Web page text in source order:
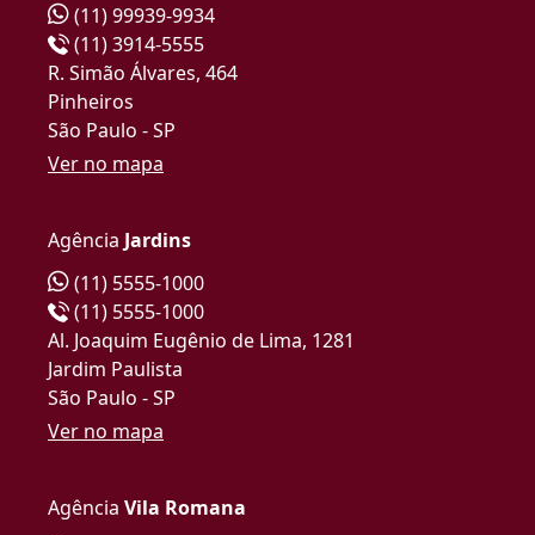
(11) 99939-9934
(11) 3914-5555
R. Simão Álvares, 464
Pinheiros
São Paulo - SP
Ver no mapa
Agência Jardins
(11) 5555-1000
(11) 5555-1000
Al. Joaquim Eugênio de Lima, 1281
Jardim Paulista
São Paulo - SP
Ver no mapa
Agência Vila Romana